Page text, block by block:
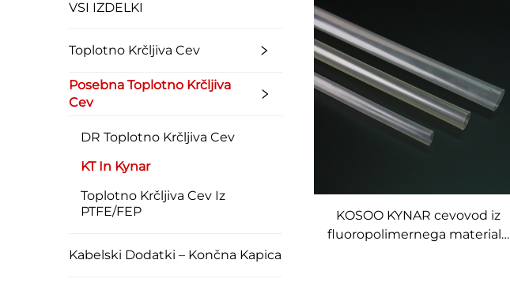
VSI IZDELKI
Toplotno Krčljiva Cev
Posebna Toplotno Krčljiva
Cev
DR Toplotno Krčljiva Cev
KT In Kynar
Toplotno Krčljiva Cev Iz
PTFE/FEP
Kabelski Dodatki – Končna Kapica
KOSOO KYNAR cevovod iz
fluoropolimernega materiala